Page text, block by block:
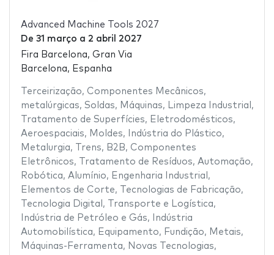
Advanced Machine Tools 2027
De 31 março a 2 abril 2027
Fira Barcelona, Gran Via
Barcelona, Espanha
Terceirização, Componentes Mecânicos,
metalúrgicas, Soldas, Máquinas, Limpeza Industrial ,
Tratamento de Superfícies, Eletrodomésticos,
Aeroespaciais, Moldes, Indústria do Plástico,
Metalurgia, Trens, B2B, Componentes
Eletrônicos, Tratamento de Resíduos, Automação,
Robótica, Alumínio, Engenharia Industrial ,
Elementos de Corte, Tecnologias de Fabricação,
Tecnologia Digital , Transporte e Logística,
Indústria de Petróleo e Gás,
Indústria
Automobilística, Equipamento, Fundição, Metais,
Máquinas-Ferramenta, Novas Tecnologias,